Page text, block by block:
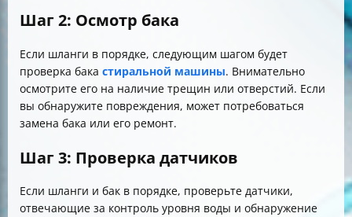
Шаг 2: Осмотр бака
Если шланги в порядке, следующим шагом будет
проверка бака стиральной машины. Внимательно
осмотрите его на наличие трещин или отверстий. Если
вы обнаружите повреждения, может потребоваться
замена бака или его ремонт.
Шаг 3: Проверка датчиков
Если шланги и бак в порядке, проверьте датчики,
отвечающие за контроль уровня воды и обнаружение